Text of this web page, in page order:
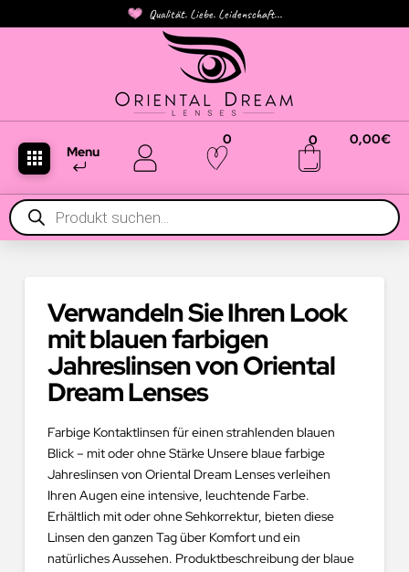
Qualität. Liebe. Leidenschaft...
Menu
0 0 0,00€
Products
search
Verwandeln Sie Ihren Look
mit blauen farbigen
Jahreslinsen von Oriental
Dream Lenses
Farbige Kontaktlinsen für einen strahlenden blauen
Blick – mit oder ohne Stärke Unsere blaue farbige
Jahreslinsen von Oriental Dream Lenses verleihen
Ihren Augen eine intensive, leuchtende Farbe.
Erhältlich mit oder ohne Sehkorrektur, bieten diese
Linsen den ganzen Tag über Komfort und ein
natürliches Aussehen. Produktbeschreibung der blaue